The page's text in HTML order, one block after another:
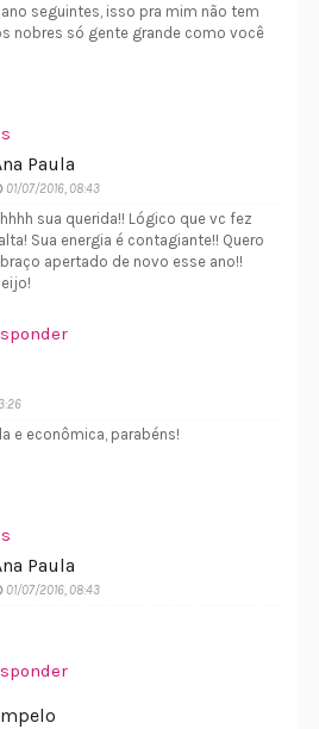
seguintes, isso pra mim não tem
nobres só gente grande como você
Paula
01/07/2016, 08:43
sua querida!! Lógico que vc fez
Sua energia é contagiante!! Quero
apertado de novo esse ano!!
e econômica, parabéns!
Paula
01/07/2016, 08:43